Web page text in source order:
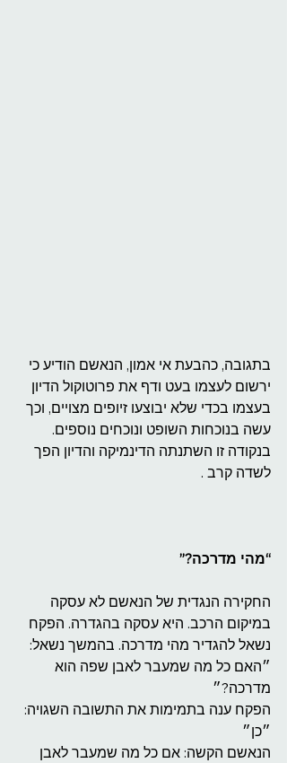
בתגובה, כהבעת אי אמון, הנאשם הודיע כי
ירשום לעצמו בעט ודף את פרוטוקול הדיון
בעצמו בכדי שלא יבוצעו זיופים מצויים, וכך
עשה בנוכחות השופט ונוכחים נוספים.
בנקודה זו השתנתה הדינמיקה והדיון הפך
לשדה קרב .
“מהי מדרכה?”
החקירה הנגדית של הנאשם לא עסקה
במיקום הרכב. היא עסקה בהגדרה. הפקח
נשאל להגדיר מהי מדרכה. בהמשך נשאל:
״האם כל מה שמעבר לאבן שפה הוא
מדרכה?״
הפקח ענה בתמימות את התשובה השגויה:
״כן״
הנאשם הקשה: אם כל מה שמעבר לאבן